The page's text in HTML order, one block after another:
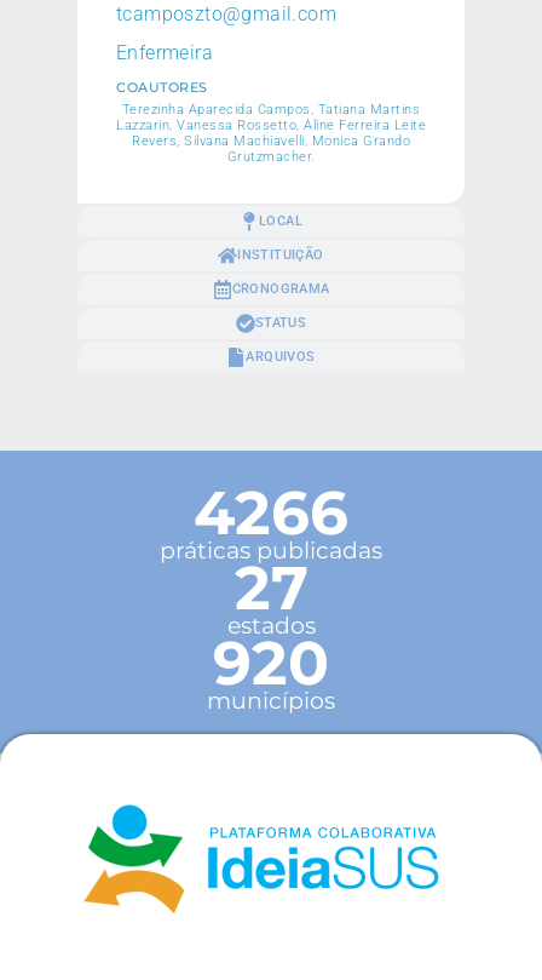
LOCAL
INSTITUIÇÃO
CRONOGRAMA
STATUS
ARQUIVOS
tcamposzto@gmail.com
Enfermeira
COAUTORES
Terezinha Aparecida Campos, Tatiana Martins
Lazzarin, Vanessa Rossetto, Aline Ferreira Leite
Revers, Silvana Machiavelli, Monica Grando
Grutzmacher.
4266
práticas publicadas
27
estados
920
municípios